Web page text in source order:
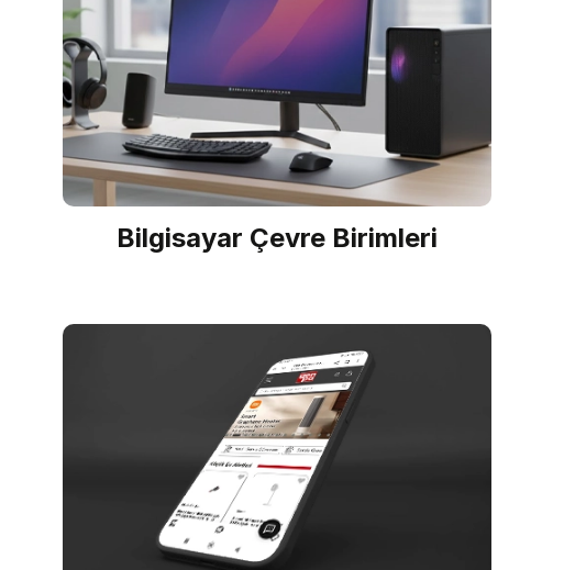
Bilgisayar Çevre Birimleri